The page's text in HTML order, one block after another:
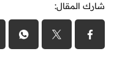
شارك المقال: